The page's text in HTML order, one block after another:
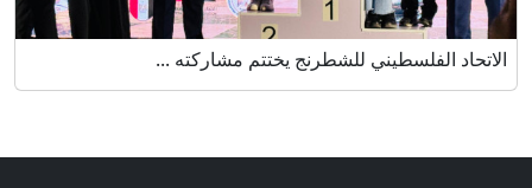
الاتحاد الفلسطيني للشطرنج يختتم مشاركته ...